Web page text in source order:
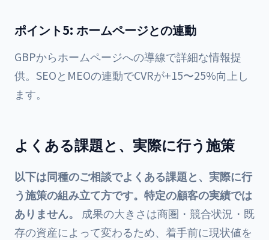
ポイント5: ホームページとの連動
GBPからホームページへの導線で詳細な情報提
供。SEOとMEOの連動でCVRが+15〜25%向上し
ます。
よくある課題と、実際に行う施策
以下は同種のご相談でよくある課題と、実際に行
う施策の組み立て方です。特定の顧客の実績では
ありません。
成果の大きさは商圏・競合状況・既
存の資産によって変わるため、着手前に現状値を